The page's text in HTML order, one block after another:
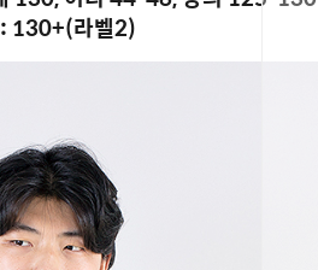
130+(라벨2)